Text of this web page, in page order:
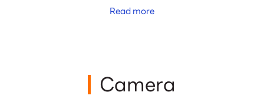
Read more
Camera